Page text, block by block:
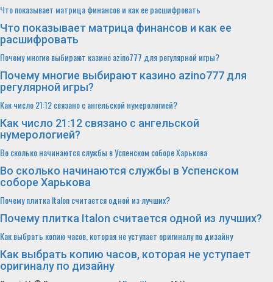
Что показывает матрица финансов и как ее расшифровать
Что показывает матрица финансов и как ее
расшифровать
Почему многие выбирают казино azino777 для регулярной игры?
Почему многие выбирают казино azino777 для
регулярной игры?
Как число 21:12 связано с ангельской нумерологией?
Как число 21:12 связано с ангельской
нумерологией?
Во сколько начинаются службы в Успенском соборе Харькова
Во сколько начинаются службы в Успенском
соборе Харькова
Почему плитка Italon считается одной из лучших?
Почему плитка Italon считается одной из лучших?
Как выбрать копию часов, которая не уступает оригиналу по дизайну
Как выбрать копию часов, которая не уступает
оригиналу по дизайну